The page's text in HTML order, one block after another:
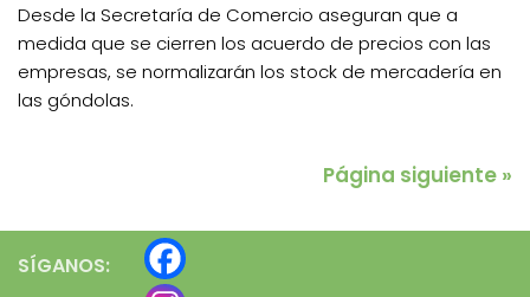
Desde la Secretaría de Comercio aseguran que a
medida que se cierren los acuerdo de precios con las
empresas, se normalizarán los stock de mercadería en
las góndolas.
Página siguiente »
SÍGANOS: